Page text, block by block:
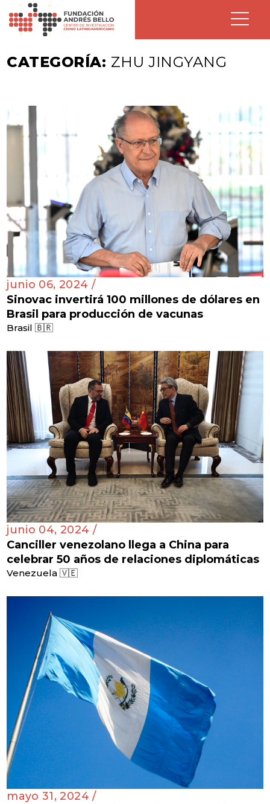
CATEGORÍA: ZHU JINGYANG
junio 06, 2024 /
Sinovac invertirá 100 millones de dólares en
Brasil para producción de vacunas
Brasil 🇧🇷
junio 04, 2024 /
Canciller venezolano llega a China para
celebrar 50 años de relaciones diplomáticas
Venezuela 🇻🇪
mayo 31, 2024 /